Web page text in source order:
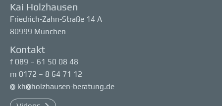
Kai Holzhausen
Friedrich-Zahn-Straße 14 A
80999 München
Kontakt
f 089 – 61 50 08 48
m 0172 – 8 64 71 12
@ kh@holzhausen-beratung.de